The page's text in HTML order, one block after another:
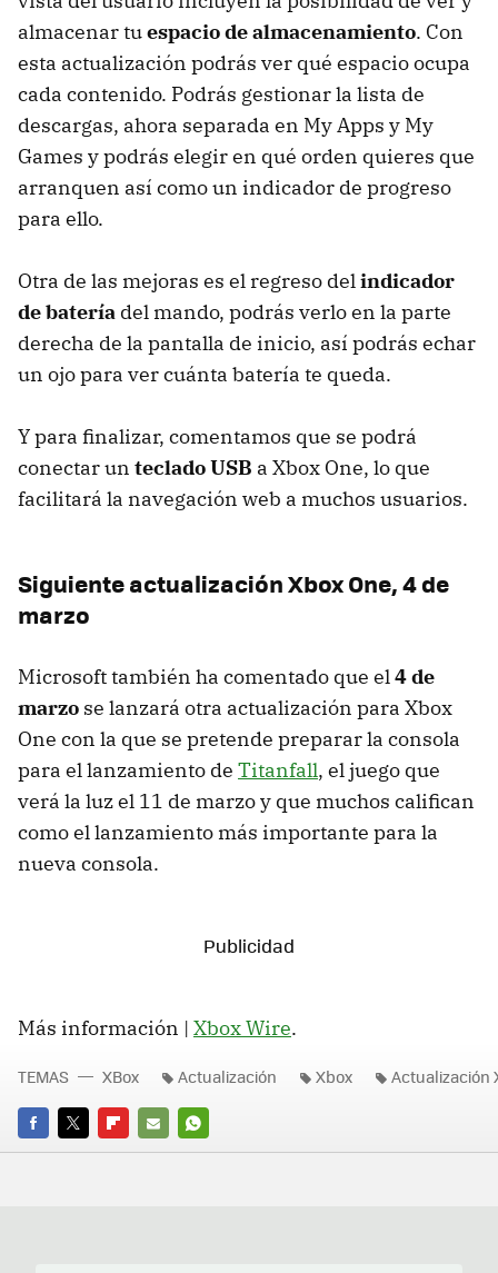
almacenar tuespacio de almacenamiento. Con
esta actualización podrás ver qué espacio ocupa
cada contenido. Podrás gestionar la lista de
descargas, ahora separada en My Apps y My
Games y podrás elegir en qué orden quieres que
arranquen así como un indicador de progreso
para ello.
Otra de las mejoras es el regreso delindicador
de batería del mando, podrás verlo en la parte
derecha de la pantalla de inicio, así podrás echar
un ojo para ver cuánta batería te queda.
Y para finalizar, comentamos que se podrá
conectar un teclado USB a Xbox One, lo que
facilitará la navegación web a muchos usuarios.
Siguiente actualización Xbox One, 4 de
marzo
Microsoft también ha comentado que el4 de
marzo se lanzará otra actualización para Xbox
One con la que se pretende preparar la consola
para el lanzamiento de Titanfall, el juego que
verá la luz el 11 de marzo y que muchos califican
como el lanzamiento más importante para la
nueva consola.
Más información | Xbox Wire.
FACEBOOK
TWITTERFLIPBOARD
E-
WHATSAPP
TEMAS XBox Actualización Xbox Actualización